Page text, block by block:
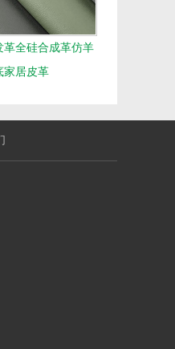
革全硅合成革仿羊
家居皮革